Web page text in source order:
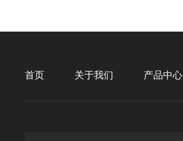
首页 关于我们 产品中心